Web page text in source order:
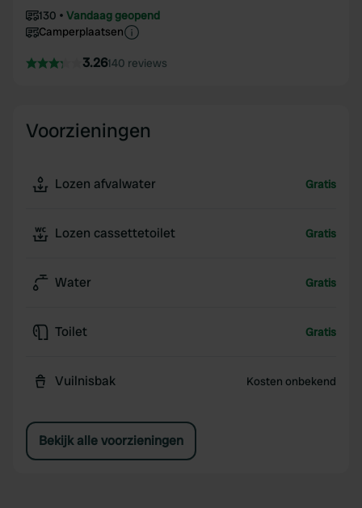
130
Vandaag geopend
Camperplaatsen
3.26140 reviews
Voorzieningen
Lozen afvalwater Gratis
Lozen cassettetoilet Gratis
Water Gratis
Toilet Gratis
Vuilnisbak Kosten onbekend
Bekijk alle voorzieningen